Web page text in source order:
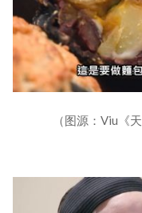
（图源：Viu《